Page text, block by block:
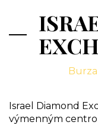
Burza
Israel Diamond
výmenným